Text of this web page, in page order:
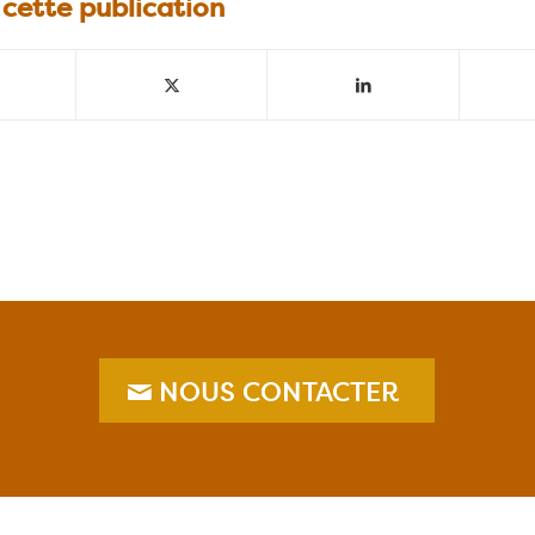
publication
NOUS CONTACTER